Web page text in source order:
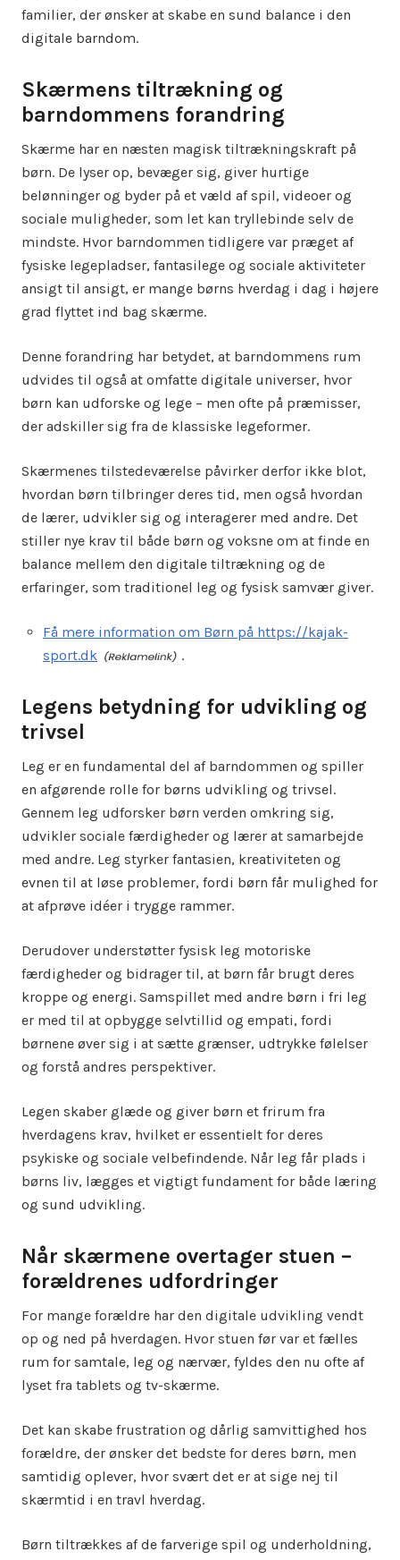
familier, der ønsker at skabe en sund balance i den
digitale barndom.
Skærmens tiltrækning og
barndommens forandring
Skærme har en næsten magisk tiltrækningskraft på
børn. De lyser op, bevæger sig, giver hurtige
belønninger og byder på et væld af spil, videoer og
sociale muligheder, som let kan tryllebinde selv de
mindste. Hvor barndommen tidligere var præget af
fysiske legepladser, fantasilege og sociale aktiviteter
ansigt til ansigt, er mange børns hverdag i dag i højere
grad flyttet ind bag skærme.
Denne forandring har betydet, at barndommens rum
udvides til også at omfatte digitale universer, hvor
børn kan udforske og lege – men ofte på præmisser,
der adskiller sig fra de klassiske legeformer.
Skærmenes tilstedeværelse påvirker derfor ikke blot,
hvordan børn tilbringer deres tid, men også hvordan
de lærer, udvikler sig og interagerer med andre. Det
stiller nye krav til både børn og voksne om at finde en
balance mellem den digitale tiltrækning og de
erfaringer, som traditionel leg og fysisk samvær giver.
Få mere information om Børn på https://kajak-
sport.dk
.
Legens betydning for udvikling og
trivsel
Leg er en fundamental del af barndommen og spiller
en afgørende rolle for børns udvikling og trivsel.
Gennem leg udforsker børn verden omkring sig,
udvikler sociale færdigheder og lærer at samarbejde
med andre. Leg styrker fantasien, kreativiteten og
evnen til at løse problemer, fordi børn får mulighed for
at afprøve idéer i trygge rammer.
Derudover understøtter fysisk leg motoriske
færdigheder og bidrager til, at børn får brugt deres
kroppe og energi. Samspillet med andre børn i fri leg
er med til at opbygge selvtillid og empati, fordi
børnene øver sig i at sætte grænser, udtrykke følelser
og forstå andres perspektiver.
Legen skaber glæde og giver børn et frirum fra
hverdagens krav, hvilket er essentielt for deres
psykiske og sociale velbefindende. Når leg får plads i
børns liv, lægges et vigtigt fundament for både læring
og sund udvikling.
Når skærmene overtager stuen –
forældrenes udfordringer
For mange forældre har den digitale udvikling vendt
op og ned på hverdagen. Hvor stuen før var et fælles
rum for samtale, leg og nærvær, fyldes den nu ofte af
lyset fra tablets og tv-skærme.
Det kan skabe frustration og dårlig samvittighed hos
forældre, der ønsker det bedste for deres børn, men
samtidig oplever, hvor svært det er at sige nej til
skærmtid i en travl hverdag.
Børn tiltrækkes af de farverige spil og underholdning,